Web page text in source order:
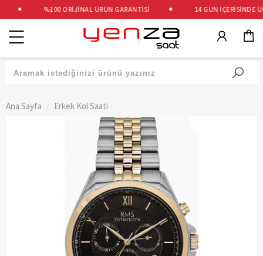
%100 ORİJİNAL ÜRÜN GARANTİSİ 14 GÜN İÇERİSİNDE
Kategoriler
Ana Sayfa Erkek Kol Saati